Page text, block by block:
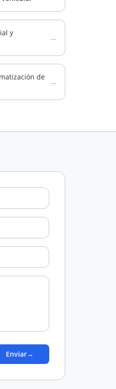
y
→
de
→
Enviar→